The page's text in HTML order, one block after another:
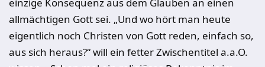
allmächtigen Gott sei. „Und wo hört man heute
eigentlich noch Christen von Gott reden, einfach so,
aus sich heraus?“ will ein fetter Zwischentitel a.a.O.